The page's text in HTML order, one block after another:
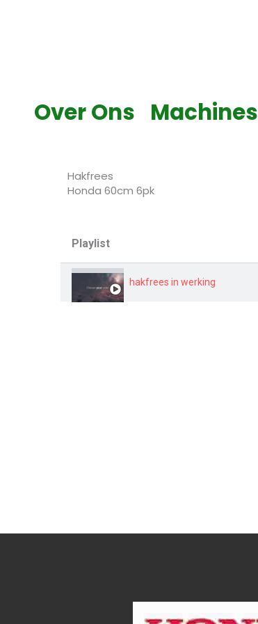
Over Ons Machines
Hakfrees
Honda 60cm 6pk
Playlist
hakfrees in werking